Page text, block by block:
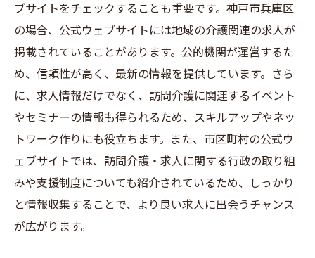
ブサイトをチェックすることも重要です。神戸市兵庫区
の場合、公式ウェブサイトには地域の介護関連の求人が
掲載されていることがあります。公的機関が運営するた
め、信頼性が高く、最新の情報を提供しています。さら
に、求人情報だけでなく、訪問介護に関連するイベント
やセミナーの情報も得られるため、スキルアップやネッ
トワーク作りにも役立ちます。また、市区町村の公式ウ
ェブサイトでは、訪問介護・求人に関する行政の取り組
みや支援制度についても紹介されているため、しっかり
と情報収集することで、より良い求人に出会うチャンス
が広がります。